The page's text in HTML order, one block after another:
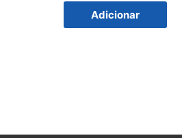
Adicionar